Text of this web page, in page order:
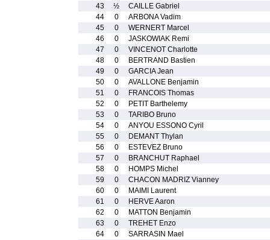
43
½
CAILLE Gabriel
44
0
ARBONA Vadim
45
0
WERNERT Marcel
46
0
JASKOWIAK Remi
47
0
VINCENOT Charlotte
48
0
BERTRAND Bastien
49
0
GARCIA Jean
50
0
AVALLONE Benjamin
51
0
FRANCOIS Thomas
52
0
PETIT Barthelemy
53
0
TARIBO Bruno
54
0
ANYOU ESSONO Cyril
55
0
DEMANT Thylan
56
0
ESTEVEZ Bruno
57
0
BRANCHUT Raphael
58
0
HOMPS Michel
59
0
CHACON MADRIZ Vianney
60
0
MAIMI Laurent
61
0
HERVE Aaron
62
0
MATTON Benjamin
63
0
TREHET Enzo
64
0
SARRASIN Mael